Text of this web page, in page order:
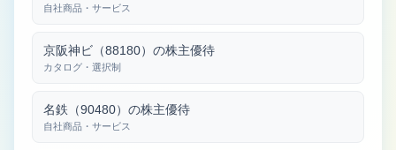
自社商品・サービス
京阪神ビ（88180）の株主優待
カタログ・選択制
名鉄（90480）の株主優待
自社商品・サービス